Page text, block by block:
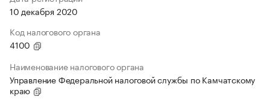
10 декабря 2020
Код налогового органа
4100
Наименование налогового органа
Управление Федеральной налоговой службы по Камчатскому
краю